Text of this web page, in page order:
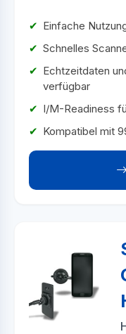
Einfache
Schnelles
Echtzeitdaten
verfügbar
I/M-Readiness
Kompatibel mit